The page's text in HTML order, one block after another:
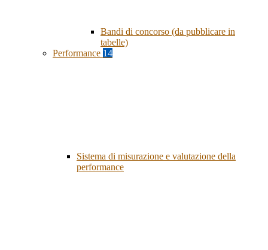
Bandi di concorso (da pubblicare in
tabelle)
Performance 14
Sistema di misurazione e valutazione della
performance